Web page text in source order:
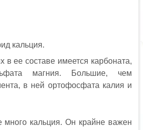
кальция.
в ее составе имеется карбоната,
магния. Большие, чем
в ней ортофосфата калия и
много кальция. Он крайне важен